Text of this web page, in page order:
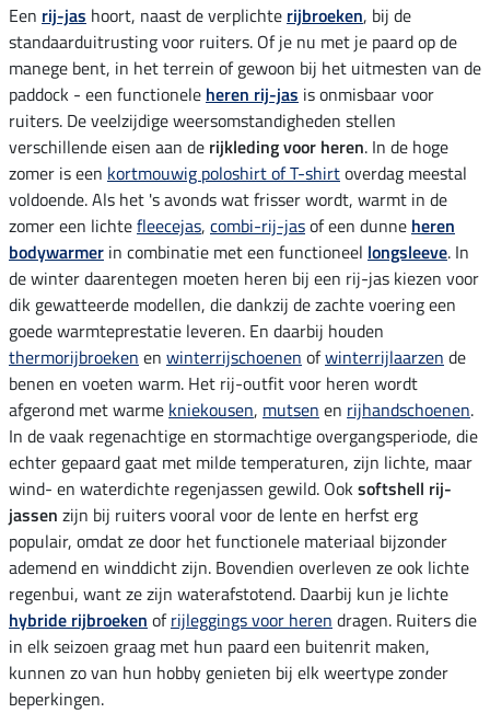
Een rij-jas hoort, naast de verplichte rijbroeken, bij de
standaarduitrusting voor ruiters. Of je nu met je paard op de
manege bent, in het terrein of gewoon bij het uitmesten van de
paddock - een functionele heren rij-jas is onmisbaar voor
ruiters. De veelzijdige weersomstandigheden stellen
verschillende eisen aan de rijkleding voor heren. In de hoge
zomer is een kortmouwig poloshirt of T-shirtoverdag meestal
voldoende. Als het 's avonds wat frisser wordt, warmt in de
zomer een lichtefleecejas, combi-rij-jasof een dunne heren
bodywarmer in combinatie met een functioneel longsleeve. In
de winter daarentegen moeten heren bij een rij-jas kiezen voor
dik gewatteerde modellen, die dankzij de zachte voering een
goede warmteprestatie leveren. En daarbij houden
thermorijbroeken en winterrijschoenen ofwinterrijlaarzen de
benen en voeten warm. Het rij-outfit voor heren wordt
afgerond met warme kniekousen, mutsen en rijhandschoenen.
In de vaak regenachtige en stormachtige overgangsperiode, die
echter gepaard gaat met milde temperaturen, zijn lichte, maar
wind- en waterdichte regenjassen gewild. Ook softshell rij-
jassen zijn bij ruiters vooral voor de lente en herfst erg
populair, omdat ze door het functionele materiaal bijzonder
ademend en winddicht zijn. Bovendien overleven ze ook lichte
regenbui, want ze zijn waterafstotend. Daarbij kun je lichte
hybride rijbroeken ofrijleggings voor heren dragen. Ruiters die
in elk seizoen graag met hun paard een buitenrit maken,
kunnen zo van hun hobby genieten bij elk weertype zonder
beperkingen.